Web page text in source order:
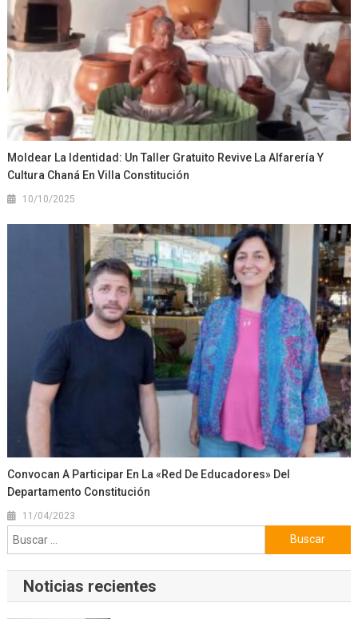
Moldear La Identidad: Un Taller Gratuito Revive La Alfarería Y
Cultura Chaná En Villa Constitución
10/10/2025
Convocan A Participar En La «Red De Educadores» Del
Departamento Constitución
11/04/2023
Buscar:
Noticias recientes